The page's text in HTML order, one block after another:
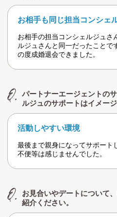
お相手も同じ担当コンシェ
お相手の担当コンシェルジュさ
ルジュさんと同一だったことで
の度成婚退会できました。
パートナーエージェントの
ルジュのサポートはイメー
活動しやすい環境
最後まで親身になってサポート
不便等は感じませんでした。
お見合いやデートについて
紹介ください。